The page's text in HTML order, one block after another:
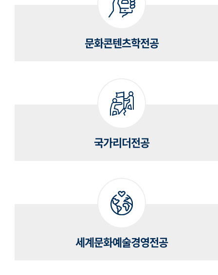
문화콘텐츠학전공
국가리더전공
세계문화예술경영전공